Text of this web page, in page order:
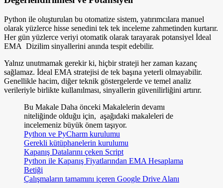
Python ile oluşturulan bu otomatize sistem, yatırımcılara manuel
olarak yüzlerce hisse senedini tek tek inceleme zahmetinden kurtarır.
Her gün yüzlerce veriyi otomatik olarak tarayarak potansiyel İdeal
EMA Dizilim sinyallerini anında tespit edebilir.
Yalnız unutmamak gerekir ki, hiçbir strateji her zaman kazanç
sağlamaz. İdeal EMA stratejisi de tek başına yeterli olmayabilir.
Genellikle hacim, diğer teknik göstergelerde ve temel analiz
verileriyle birlikte kullanılması, sinyallerin güvenilirliğini artırır.
Bu Makale Daha önceki Makalelerin devamı
niteliğinde olduğu için, aşağıdaki makaleleri de
incelemeniz büyük önem taşıyor.
Python ve PyCharm kurulumu
Gerekli kütüphanelerin kurulumu
Kapanış Datalarını çeken Script
Python ile Kapanış Fiyatlarından EMA Hesaplama
Betiği
Çalışmaların tamamını içeren Google Drive Alanı